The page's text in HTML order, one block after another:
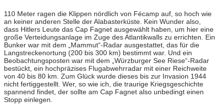
110 Meter ragen die Klippen nördlich von Fécamp auf, so hoch wie
an keiner anderen Stelle der Alabasterküste. Kein Wunder also,
dass Hitlers Leute das Cap Fagnet ausgewählt haben, um hier eine
große Verteidungsanlage im Zuge des Atlantikwalls zu errichten. Ein
Bunker war mit dem „Mammut“-Radar ausgestattet, das für die
Langstreckenortung (200 bis 300 km) bestimmt war. Und ein
Beobachtungsposten war mit dem „Würzburger See Riese“-Radar
bestückt, ein hochpräzises Flugabwehrradar mit einer Reichweite
von 40 bis 80 km. Zum Glück wurde dieses bis zur Invasion 1944
nicht fertiggestellt. Wer, so wie ich, die traurige Kriegsgeschichte
spannend findet, der sollte am Cap Fagnet also unbedingt einen
Stopp einlegen.